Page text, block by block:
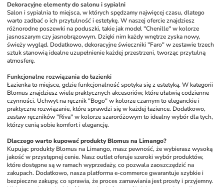
Dekoracyjne elementy do salonu i sypialni
Salon i sypialnia to miejsca, w których spędzamy najwięcej czasu, dlatego
warto zadbać o ich przytulność i estetykę. W naszej ofercie znajdziesz
różnorodne poszewki na poduszki, takie jak model "Chenille" w kolorze
jasnoszarym czy jasnobrązowym. Dzięki nim każdy wnętrze zyska nowy,
świeży wygląd. Dodatkowo, dekoracyjne świeczniki "Faro" w zestawie trzech
sztuk stanowią idealne uzupełnienie każdej przestrzeni, tworząc przytulną
atmosferę.
Funkcjonalne rozwiązania do łazienki
Łazienka to miejsce, gdzie funkcjonalność spotyka się z estetyką. W kategorii
Blomus znajdziesz wiele praktycznych akcesoriów, które ułatwią codzienne
czynności. Uchwyt na ręcznik "Bogo" w kolorze czarnym to eleganckie i
praktyczne rozwiązanie, które sprawdzi się w każdej łazience. Dodatkowo,
zestaw ręczników "Riva" w kolorze szaroróżowym to idealny wybór dla tych,
którzy cenią sobie komfort i elegancję.
Dlaczego warto kupować produkty Blomus na Limango?
Kupując produkty Blomus na Limango, masz pewność, że wybierasz wysoką
jakość w przystępnej cenie. Nasz outlet oferuje szeroki wybór produktów,
które dostępne są w ramach wyprzedaży, co pozwala zaoszczędzić na
zakupach. Dodatkowo, nasza platforma e-commerce gwarantuje szybkie i
bezpieczne zakupy, co sprawia, że proces zamawiania jest prosty i przyjemny.